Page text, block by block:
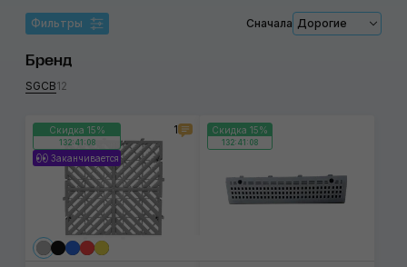
Фильтры Сначала Дорогие
Бренд
SGCB12
Скидка 15%
132:41:08
Заканчивается
1 Скидка 15%
132:41:08